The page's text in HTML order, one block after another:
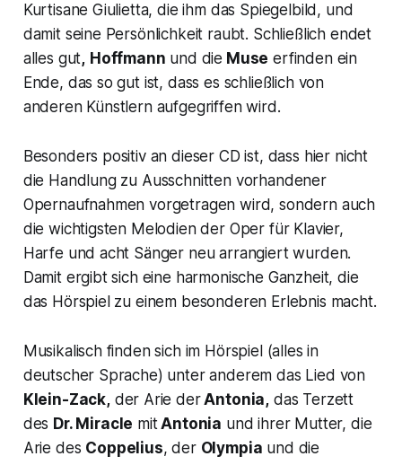
Kurtisane Giulietta, die ihm das Spiegelbild, und
damit seine Persönlichkeit raubt. Schließlich endet
alles gut, Hoffmann und die Muse erfinden ein
Ende, das so gut ist, dass es schließlich von
anderen Künstlern aufgegriffen wird.
Besonders positiv an dieser CD ist, dass hier nicht
die Handlung zu Ausschnitten vorhandener
Opernaufnahmen vorgetragen wird, sondern auch
die wichtigsten Melodien der Oper für Klavier,
Harfe und acht Sänger neu arrangiert wurden.
Damit ergibt sich eine harmonische Ganzheit, die
das Hörspiel zu einem besonderen Erlebnis macht.
Musikalisch finden sich im Hörspiel (alles in
deutscher Sprache) unter anderem das Lied von
Klein-Zack, der Arie derAntonia, das Terzett
des Dr. Miracle mitAntonia und ihrer Mutter, die
Arie des Coppelius, der Olympia und die